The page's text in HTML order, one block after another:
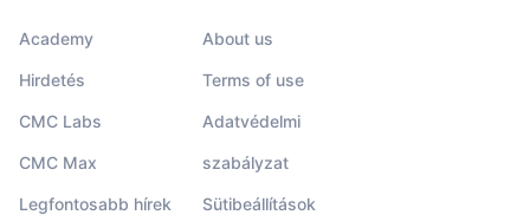
Academy
Hirdetés
CMC Labs
CMC Max
Legfontosabb hírek
About us
Terms of use
Adatvédelmi
szabályzat
Sütibeállítások